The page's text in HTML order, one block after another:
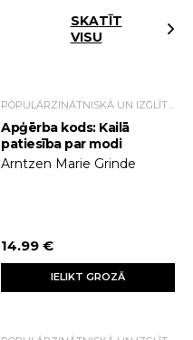
SKATĪT
VISU
POPULĀRZINĀTNISKĀ UN IZGLĪTOJOŠĀ LITERATŪRA
Apģērba kods: Kailā
patiesība par modi
Arntzen Marie Grinde
14.99 €
IELIKT GROZĀ